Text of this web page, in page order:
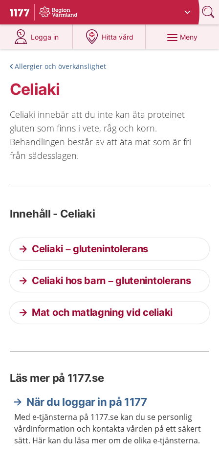
Till startsidan för 1177
Du har valt region
Logga in
på 1177.se
Hitta vård
på 1177.se
Meny
Allergier och överkänslighet
Celiaki
Celiaki innebär att du inte kan äta proteinet
gluten som finns i vete, råg och korn.
Behandlingen består av att äta mat som är fri
från sädesslagen.
Innehåll - Celiaki
Celiaki – glutenintolerans
Celiaki hos barn – glutenintolerans
Mat och matlagning vid celiaki
Läs mer på 1177.se
När du loggar in på 1177
Med e-tjänsterna på 1177.se kan du se personlig
vårdinformation och kontakta vården på ett säkert
sätt. Här kan du läsa mer om de olika e-tjänsterna.